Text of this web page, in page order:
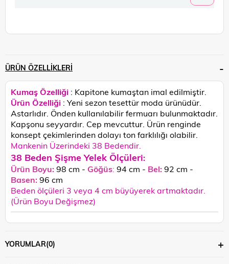
ÜRÜN ÖZELLIKLERI
Kumaş Özelliği : Kapitone kumaştan imal edilmiştir.
Ürün Özelliği : Yeni sezon tesettür moda ürünüdür.
Astarlıdır. Önden kullanılabilir fermuarı bulunmaktadır.
Kapşonu seyyardır. Cep mevcuttur. Ürün renginde
konsept çekimlerinden dolayı ton farklılığı olabilir.
Mankenin Üzerindeki 38 Bedendir.
38 Beden Şişme Yelek Ölçüleri:
Ürün Boyu:98 cm - Göğüs: 94 cm - Bel:92 cm -
Basen:96 cm
Beden ölçüleri 3 veya 4 cm büyüyerek artmaktadır.
(Ürün Boyu Değişmez)
YORUMLAR(0)